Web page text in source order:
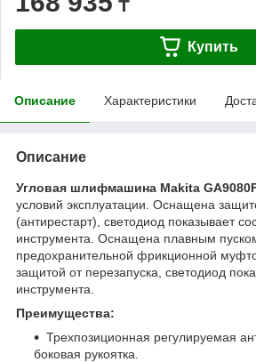
₸
Купить
Описание Характеристики
Описание
Угловая шлифмашина Makita
условий эксплуатации. Оснащена
(антирестарт), светодиод показывает
инструмента. Оснащена плавным
предохранительной фрикционной
защитой от перезапуска, светодиод
инструмента.
Преимущества:
Трехпозиционная регулируемая
боковая рукоятка.